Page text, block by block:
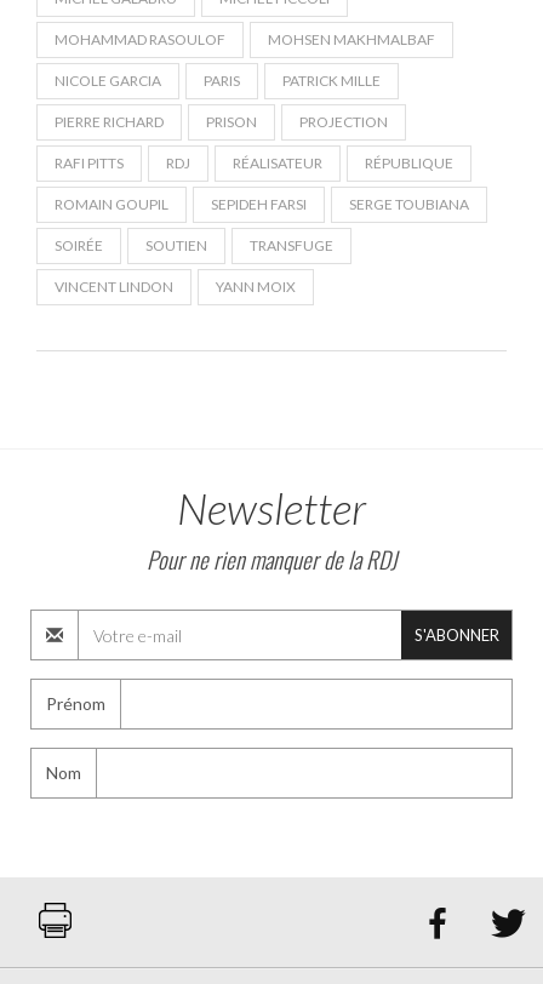
MOHAMMAD RASOULOF MOHSEN MAKHMALBAF
NICOLE GARCIA PARIS PATRICK MILLE
PIERRE RICHARD PRISON PROJECTION
RAFI PITTS RDJ RÉALISATEUR RÉPUBLIQUE
ROMAIN GOUPIL SEPIDEH FARSI SERGE TOUBIANA
SOIRÉE SOUTIEN TRANSFUGE
VINCENT LINDON YANN MOIX
Newsletter
Pour ne rien manquer de la RDJ
S'ABONNER
Prénom
Nom
 